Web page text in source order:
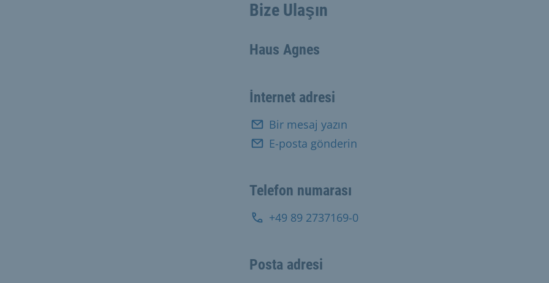
Bize Ulaşın
Haus Agnes
İnternet adresi
Bir mesaj yazın
E-posta gönderin
Telefon numarası
+49 89 2737169-0
Posta adresi